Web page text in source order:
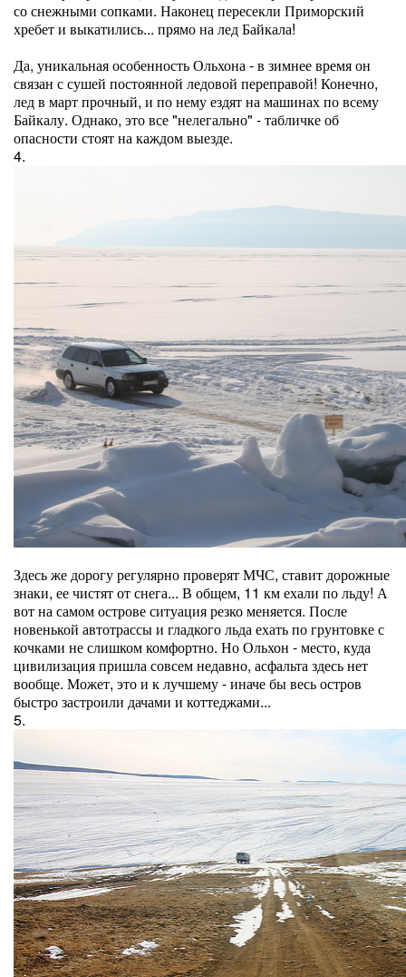
со снежными сопками. Наконец пересекли Приморский
хребет и выкатились... прямо на лед Байкала!
Да, уникальная особенность Ольхона - в зимнее время он
связан с сушей постоянной ледовой переправой! Конечно,
лед в март прочный, и по нему ездят на машинах по всему
Байкалу. Однако, это все "нелегально" - табличке об
опасности стоят на каждом выезде.
4.
Здесь же дорогу регулярно проверят МЧС, ставит дорожные
знаки, ее чистят от снега... В общем, 11 км ехали по льду! А
вот на самом острове ситуация резко меняется. После
новенькой автотрассы и гладкого льда ехать по грунтовке с
кочками не слишком комфортно. Но Ольхон - место, куда
цивилизация пришла совсем недавно, асфальта здесь нет
вообще. Может, это и к лучшему - иначе бы весь остров
быстро застроили дачами и коттеджами...
5.